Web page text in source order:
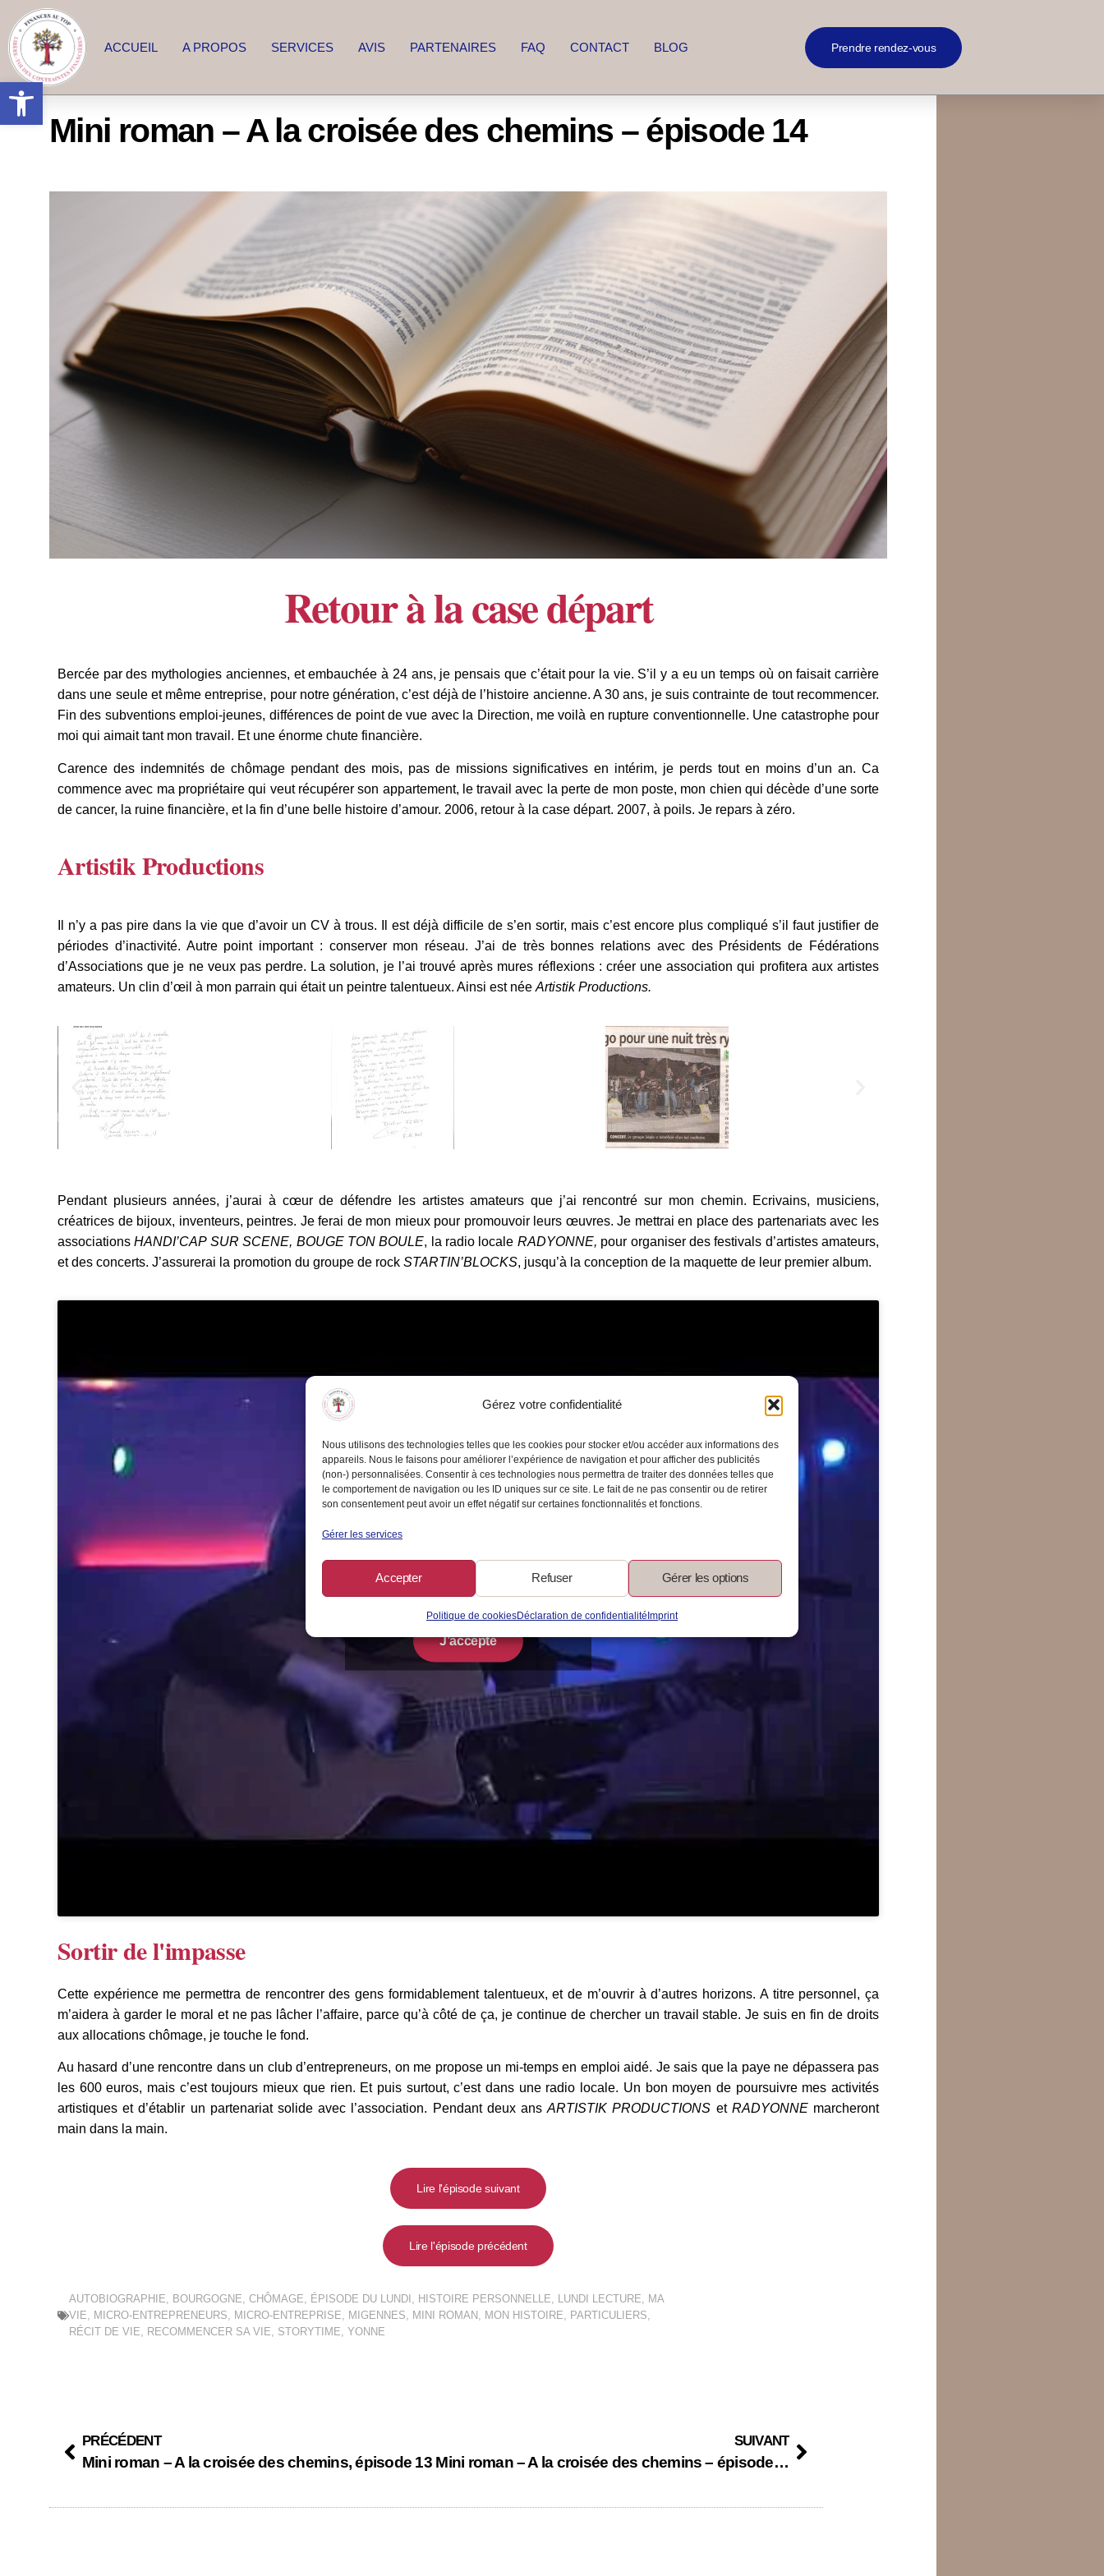
Gérez votre confidentialité
Nous utilisons des technologies telles que les cookies pour stocker et/ou accéder aux informations des
appareils. Nous le faisons pour améliorer l’expérience de navigation et pour afficher des publicités
(non-) personnalisées. Consentir à ces technologies nous permettra de traiter des données telles que
le comportement de navigation ou les ID uniques sur ce site. Le fait de ne pas consentir ou de retirer
son consentement peut avoir un effet négatif sur certaines fonctionnalités et fonctions.
Gérer les services
Accepter Refuser Gérer les options
Politique de cookiesDéclaration de confidentialitéImprint
Ouvrir la barre d’outils
ACCUEIL A PROPOS SERVICES AVIS PARTENAIRES FAQ CONTACT BLOG Prendre rendez-vous
Mini roman – A la croisée des chemins – épisode 14
Retour à la case départ
Bercée par des mythologies anciennes, et embauchée à 24 ans, je pensais que c’était pour la vie. S’il y a eu un temps où on faisait carrière
dans une seule et même entreprise, pour notre génération, c’est déjà de l’histoire ancienne. A 30 ans, je suis contrainte de tout recommencer.
Fin des subventions emploi-jeunes, différences de point de vue avec la Direction, me voilà en rupture conventionnelle. Une catastrophe pour
moi qui aimait tant mon travail. Et une énorme chute financière.
Carence des indemnités de chômage pendant des mois, pas de missions significatives en intérim, je perds tout en moins d’un an. Ca
commence avec ma propriétaire qui veut récupérer son appartement, le travail avec la perte de mon poste, mon chien qui décède d’une sorte
de cancer, la ruine financière, et la fin d’une belle histoire d’amour. 2006, retour à la case départ. 2007, à poils. Je repars à zéro.
Artistik Productions
Il n’y a pas pire dans la vie que d’avoir un CV à trous. Il est déjà difficile de s’en sortir, mais c’est encore plus compliqué s’il faut justifier de
périodes d’inactivité. Autre point important : conserver mon réseau. J’ai de très bonnes relations avec des Présidents de Fédérations
d’Associations que je ne veux pas perdre. La solution, je l’ai trouvé après mures réflexions : créer une association qui profitera aux artistes
amateurs. Un clin d’œil à mon parrain qui était un peintre talentueux. Ainsi est née Artistik Productions.
Pendant plusieurs années, j’aurai à cœur de défendre les artistes amateurs que j’ai rencontré sur mon chemin. Ecrivains, musiciens,
créatrices de bijoux, inventeurs, peintres. Je ferai de mon mieux pour promouvoir leurs œuvres. Je mettrai en place des partenariats avec les
associationsHANDI’CAP SUR SCENE, BOUGE TON BOULE, la radio locale RADYONNE, pour organiser des festivals d’artistes amateurs,
et des concerts. J’assurerai la promotion du groupe de rock STARTIN’BLOCKS, jusqu’à la conception de la maquette de leur premier album.
Cliquez sur « J’accepte » pour activer
Politique de cookies
J’accepte
Sortir de l'impasse
Cette expérience me permettra de rencontrer des gens formidablement talentueux, et de m’ouvrir à d’autres horizons. A titre personnel, ça
m’aidera à garder le moral et ne pas lâcher l’affaire, parce qu’à côté de ça, je continue de chercher un travail stable. Je suis en fin de droits
aux allocations chômage, je touche le fond.
Au hasard d’une rencontre dans un club d’entrepreneurs, on me propose un mi-temps en emploi aidé. Je sais que la paye ne dépassera pas
les 600 euros, mais c’est toujours mieux que rien. Et puis surtout, c’est dans une radio locale. Un bon moyen de poursuivre mes activités
artistiques et d’établir un partenariat solide avec l’association. Pendant deux ansARTISTIK PRODUCTIONS et RADYONNEmarcheront
main dans la main.
Lire l'épisode suivant
Lire l'épisode précédent
AUTOBIOGRAPHIE BOURGOGNE CHÔMAGE ÉPISODE DU LUNDI HISTOIRE PERSONNELLE LUNDI LECTURE
MA
VIE
MICRO-ENTREPRENEURS MICRO-ENTREPRISE MIGENNES MINI ROMAN MON HISTOIRE PARTICULIERS
RÉCIT DE VIE
RECOMMENCER SA VIE STORYTIME YONNE
PRÉCÉDENT
Mini roman – A la croisée des chemins, épisode 13
SUIVANT
Mini roman – A la croisée des chemins – épisode 15